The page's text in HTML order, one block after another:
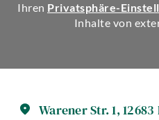
Warener Str.1, 12683
Ihren Privatsphäre-
Inhalte von